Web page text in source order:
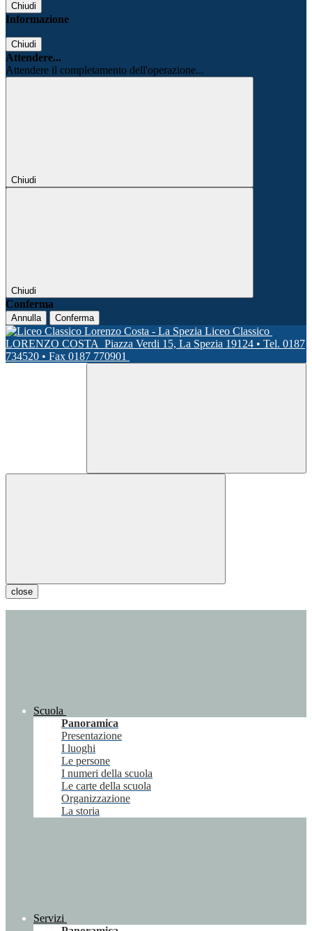
Chiudi
Informazione
Chiudi
Attendere...
Attendere il completamento dell'operazione...
Chiudi
Chiudi
Conferma
Annulla Conferma
Liceo Classico
LORENZO COSTA Piazza Verdi 15, La Spezia 19124 • Tel. 0187
734520 • Fax 0187 770901
close
Scuola
Panoramica
Presentazione
I luoghi
Le persone
I numeri della scuola
Le carte della scuola
Organizzazione
La storia
Servizi